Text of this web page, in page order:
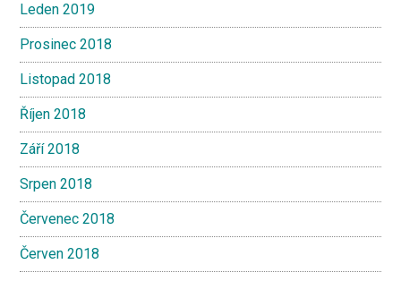
Leden 2019
Prosinec 2018
Listopad 2018
Říjen 2018
Září 2018
Srpen 2018
Červenec 2018
Červen 2018